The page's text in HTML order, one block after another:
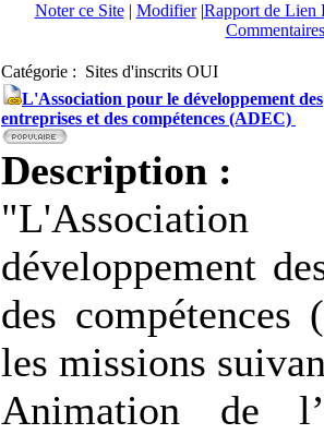
Noter ce Site| Modifier|Rapport de Lien
Catégorie : Sites d'inscrits OUI
L'Association pour le développement des
entreprises et des compétences (ADEC)
Description :
développement
des compétences
les missions
Animation de